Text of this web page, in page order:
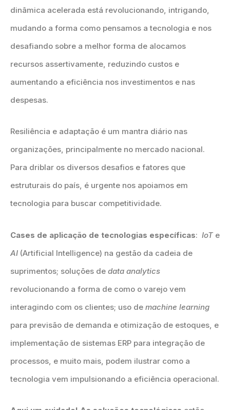
dinâmica acelerada está revolucionando, intrigando,
mudando a forma como pensamos a tecnologia e nos
desafiando sobre a melhor forma de alocamos
recursos assertivamente, reduzindo custos e
aumentando a eficiência nos investimentos e nas
despesas.
Resiliência e adaptação é um mantra diário nas
organizações, principalmente no mercado nacional.
Para driblar os diversos desafios e fatores que
estruturais do país, é urgente nos apoiamos em
tecnologia para buscar competitividade.
Cases de aplicação de tecnologias específicas: IoT e
AI (Artificial Intelligence) na gestão da cadeia de
suprimentos; soluções de data analytics
revolucionando a forma de como o varejo vem
interagindo com os clientes; uso de machine learning
para previsão de demanda e otimização de estoques, e
implementação de sistemas ERP para integração de
processos, e muito mais, podem ilustrar como a
tecnologia vem impulsionando a eficiência operacional.